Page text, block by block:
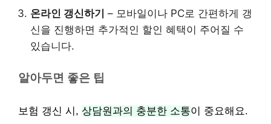
온라인 갱신하기 – 모바일이나 PC로 간편하게 갱
신을 진행하면 추가적인 할인 혜택이 주어질 수
있습니다.
알아두면 좋은 팁
보험 갱신 시, 상담원과의 충분한 소통이 중요해요.